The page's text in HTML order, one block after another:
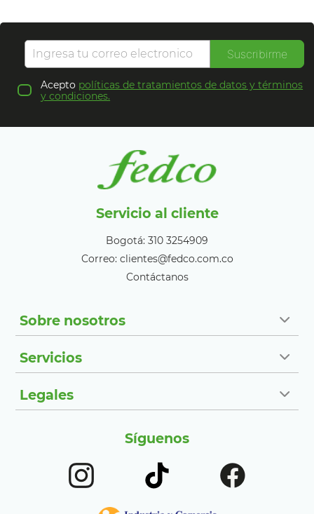
Suscribirme
Acepto políticas de tratamientos de datos y términos
y condiciones.
Servicio al cliente
Bogotá: 310 3254909
Correo: clientes@fedco.com.co
Contáctanos
Sobre nosotros
Servicios
Legales
Síguenos